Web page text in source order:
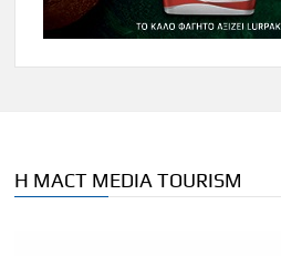
Η MACT MEDIA TOURISM